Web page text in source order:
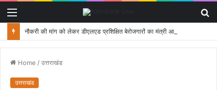
Home /उत्तराखंड
उत्तराखंड